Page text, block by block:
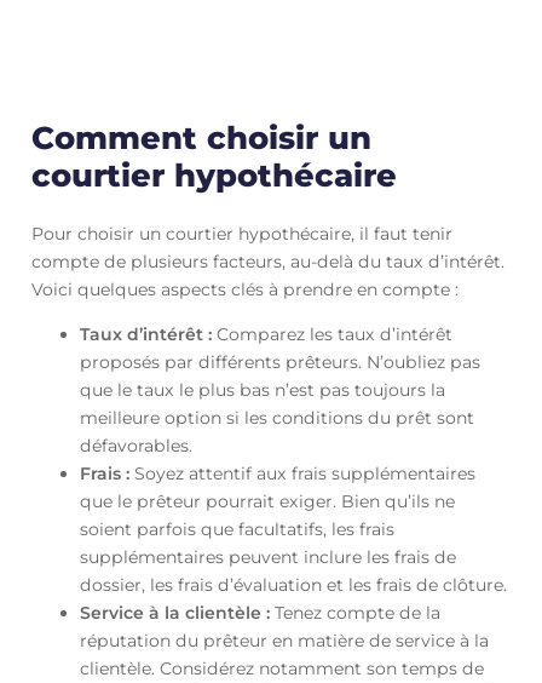
Comment choisir un
courtier hypothécaire
Pour choisir un courtier hypothécaire, il faut tenir
compte de plusieurs facteurs, au-delà du taux d’intérêt.
Voici quelques aspects clés à prendre en compte :
Taux d’intérêt :Comparez les taux d’intérêt
proposés par différents prêteurs. N’oubliez pas
que le taux le plus bas n’est pas toujours la
meilleure option si les conditions du prêt sont
défavorables.
Frais :Soyez attentif aux frais supplémentaires
que le prêteur pourrait exiger. Bien qu’ils ne
soient parfois que facultatifs, les frais
supplémentaires peuvent inclure les frais de
dossier, les frais d’évaluation et les frais de clôture.
Service à la clientèle :Tenez compte de la
réputation du prêteur en matière de service à la
clientèle. Considérez notamment son temps de